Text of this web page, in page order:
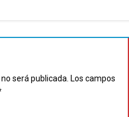
será publicada. Los campos